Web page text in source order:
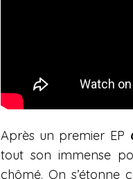
Après un premier EP
tout son immense
chômé. On s’étonne